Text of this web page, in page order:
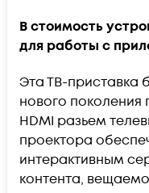
В стоимость
для работы с
Эта ТВ-приставка
нового поколения
HDMI разьем
проектора
интерактивным
контента,